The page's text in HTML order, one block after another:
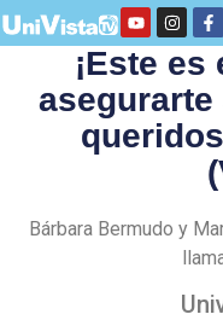
¡Este es
Bárbara Bermudo y